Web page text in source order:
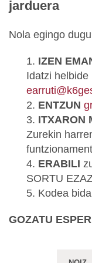
jarduera
Nola egingo
1. IZEN
Idatzi helbide
2. ENTZUN
3. ITXARON
Zurekin
4. ERABILI
SORTU
5. Kodea
GOZATU